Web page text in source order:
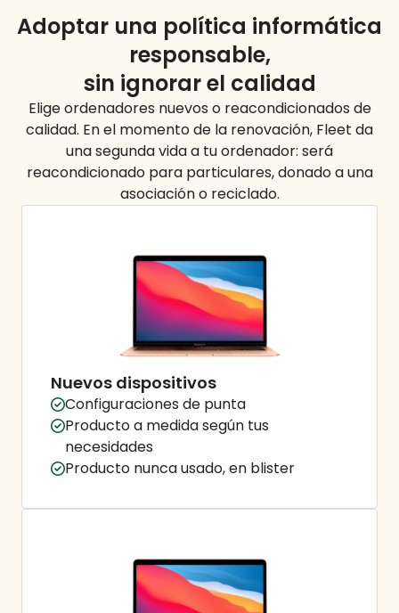
Adoptar una política informática
responsable,
sin ignorar el calidad
Elige ordenadores nuevos o reacondicionados de
calidad. En el momento de la renovación, Fleet da
una segunda vida a tu ordenador: será
reacondicionado para particulares, donado a una
asociación o reciclado.
Nuevos dispositivos
Configuraciones de punta
Producto a medida según tus
necesidades
Producto nunca usado, en blister